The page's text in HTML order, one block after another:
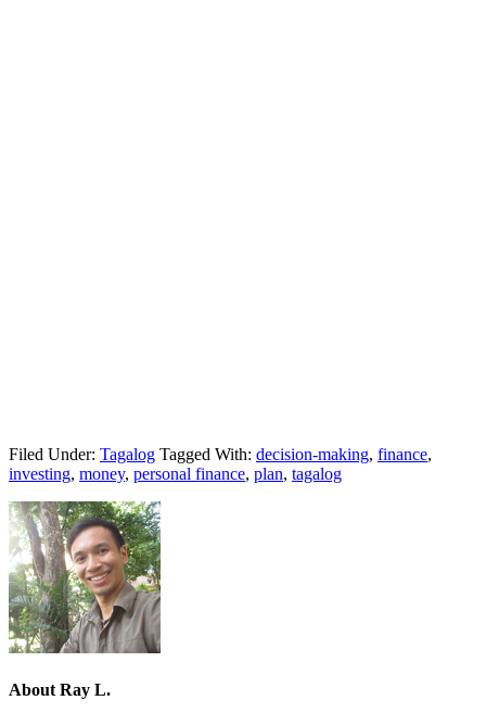
Filed Under: Tagalog Tagged With: decision-making, finance,
investing, money, personal finance, plan, tagalog
AboutRay L.